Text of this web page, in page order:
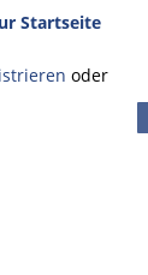
Startseite
oder